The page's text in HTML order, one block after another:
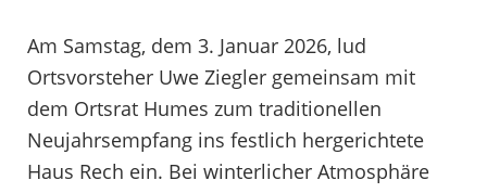
Am Samstag, dem 3. Januar 2026, lud
Ortsvorsteher Uwe Ziegler gemeinsam mit
dem Ortsrat Humes zum traditionellen
Neujahrsempfang ins festlich hergerichtete
Haus Rech ein. Bei winterlicher Atmosphäre